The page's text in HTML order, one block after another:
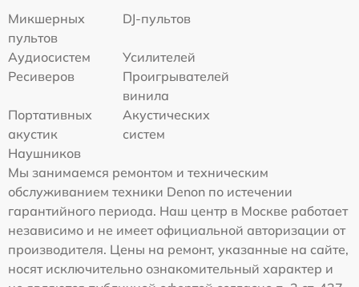
Микшерных
пультов
DJ-пультов
Аудиосистем
Усилителей
Ресиверов
Проигрывателей
винила
Портативных
акустик
Акустических
систем
Наушников
Мы занимаемся ремонтом и техническим
обслуживанием техники Denon по истечении
гарантийного периода. Наш центр в Москве работает
независимо и не имеет официальной авторизации от
производителя. Цены на ремонт, указанные на сайте,
носят исключительно ознакомительный характер и